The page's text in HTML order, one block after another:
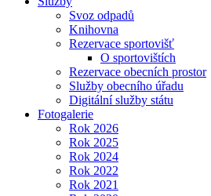
Svoz odpadů
Knihovna
Rezervace sportovišť
O sportovištích
Rezervace obecních prostor
Služby obecního úřadu
Digitální služby státu
Fotogalerie
Rok 2026
Rok 2025
Rok 2024
Rok 2022
Rok 2021